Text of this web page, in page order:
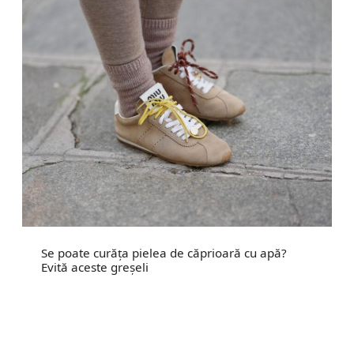
Se poate curăța pielea de căprioară cu apă?
Evită aceste greșeli